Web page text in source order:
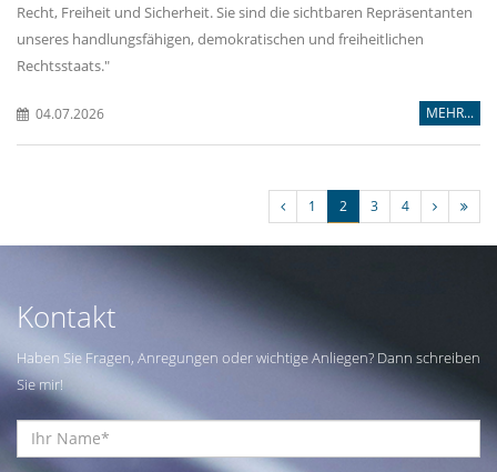
Recht, Freiheit und Sicherheit. Sie sind die sichtbaren Repräsentanten
unseres handlungsfähigen, demokratischen und freiheitlichen
Rechtsstaats."
04.07.2026 MEHR...
1 2 3 4
Kontakt
Haben Sie Fragen, Anregungen oder wichtige Anliegen? Dann schreiben
Sie mir!